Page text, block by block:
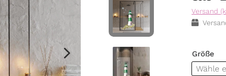
Versand
Größe